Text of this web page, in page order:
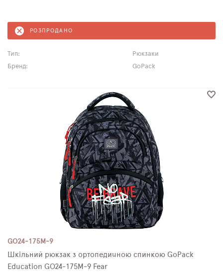
РОЗПРОДАНО
Тип:
Рюкзаки
Бренд:
GoPack
GO24-175M-9
Шкільний рюкзак з ортопедичною спинкою GoPack
Education GO24-175M-9 Fear